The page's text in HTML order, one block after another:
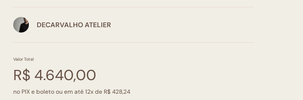
DECARVALHO ATELIER
Valor Total
R$ 4.640,00
no PIX e boleto ou em até 12x de R$ 428,24